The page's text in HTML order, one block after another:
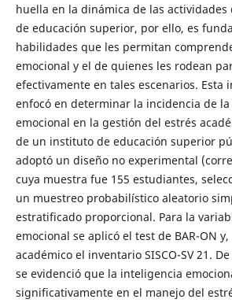
huella en la dinámica de las actividades
de educación superior, por ello, es
habilidades que les permitan
emocional y el de quienes les rodean
efectivamente en tales escenarios. Esta
enfocó en determinar la incidencia de
emocional en la gestión del estrés
de un instituto de educación superior
adoptó un diseño no experimental
cuya muestra fue 155 estudiantes,
un muestreo probabilístico aleatorio
estratificado proporcional. Para la
emocional se aplicó el test de BAR-ON
académico el inventario SISCO-SV 21.
se evidenció que la inteligencia
significativamente en el manejo del